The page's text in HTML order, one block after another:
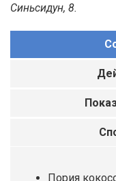
Синьсидун, 8.
Пория